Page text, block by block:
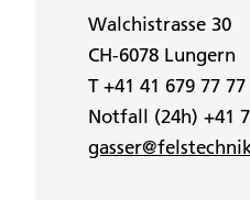
Walchistrasse 30
CH-6078 Lungern
T +41 41 679 77 77
Notfall (24h) +41